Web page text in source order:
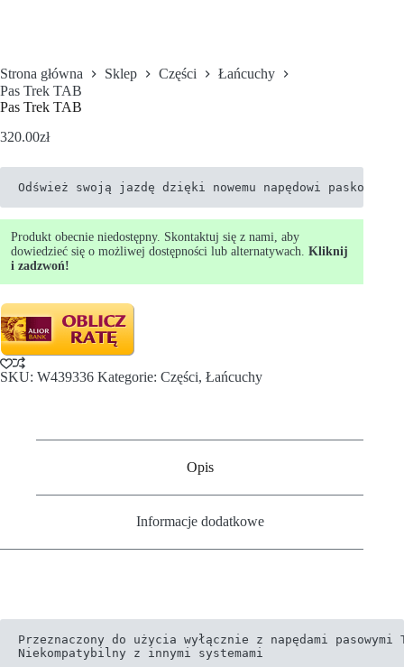
Strona główna Sklep Części
Łańcuchy
Pas Trek TAB
Pas Trek TAB
320.00zł
Odśwież swoją jazdę dzięki nowemu napędowi paskowemu.
Produkt obecnie niedostępny. Skontaktuj się z nami, aby
dowiedzieć się o możliwej dostępności lub alternatywach. Kliknij
i zadzwoń!
SKU: W439336 Kategorie: Części, Łańcuchy
Opis
Informacje dodatkowe
Przeznaczony do użycia wyłącznie z napędami
Niekompatybilny z innymi systemami